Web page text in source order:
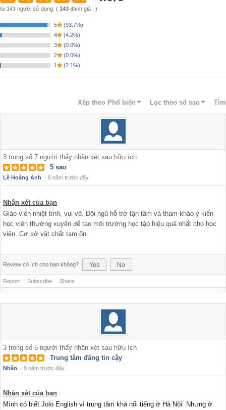
từ 143 người sử dụng. ( 143 đánh giá . )
5 (93.7%)
4
(4.2%)
3
(0.0%)
2
(0.0%)
1
(2.1%)
Tìm
Lọc theo số sao
Xếp theo Phổ biến
3 trong số 7 người thấy nhận xét sau hữu ích
5 sao
Lê Hoàng Anh · 9 năm trước đây.
Nhận xét của bạn
Giáo viên nhiệt tình, vui vẻ. Đội ngũ hỗ trợ tận tâm và tham khảo ý kiến
học viên thường xuyên để tạo môi trường học tập hiệu quả nhất cho học
viên. Cơ sở vật chất tạm ổn
Review có ích cho bạn không? Yes No
Report Subscribe Share
3 trong số 5 người thấy nhận xét sau hữu ích
Trung tâm đáng tin cậy
Nhân · 9 năm trước đây.
Nhận xét của bạn
Mình có biết Jolo English vì trung tâm khá nổi tiếng ở Hà Nội. Nhưng ở